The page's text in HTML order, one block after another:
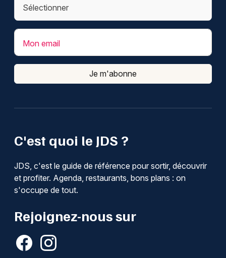
C'est quoi le JDS ?
JDS, c'est le guide de référence pour sortir, découvrir
et profiter. Agenda, restaurants, bons plans : on
s'occupe de tout.
Rejoignez-nous sur
Mon email
Je m'abonne